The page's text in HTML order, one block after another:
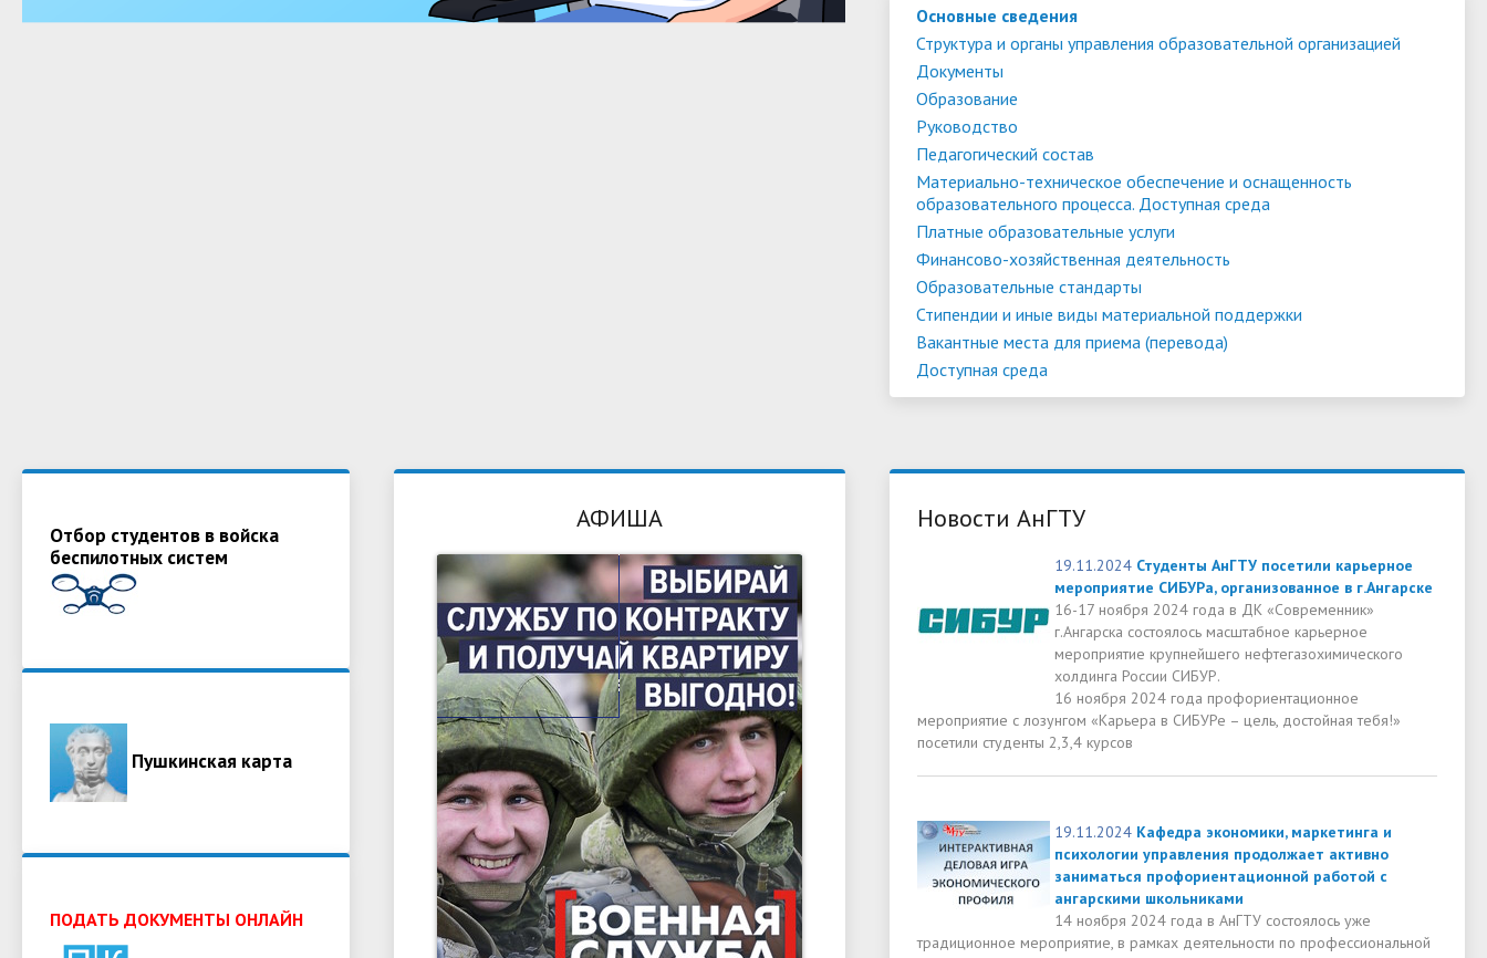
Основные сведения
Структура и органы управления образовательной организацией
Документы
Образование
Руководство
Педагогический состав
Материально-техническое обеспечение и оснащенность
образовательного процесса. Доступная среда
Платные образовательные услуги
Финансово-хозяйственная деятельность
Образовательные стандарты
Стипендии и иные виды материальной поддержки
Вакантные места для приема (перевода)
Доступная среда
Отбор студентов в войска
беспилотных систем
Пушкинская карта
ПОДАТЬ ДОКУМЕНТЫ ОНЛАЙН
АФИША Новости АнГТУ
19.11.2024 Студенты АнГТУ посетили карьерное
мероприятие СИБУРа, организованное в г.Ангарске
16-17 ноября 2024 года в ДК «Современник»
г.Ангарска состоялось масштабное карьерное
мероприятие крупнейшего нефтегазохимического
холдинга России СИБУР.
16 ноября 2024 года профориентационное
мероприятие с лозунгом «Карьера в СИБУРе – цель, достойная тебя!»
посетили студенты 2,3,4 курсов
19.11.2024 Кафедра экономики, маркетинга и
психологии управления продолжает активно
заниматься профориентационной работой с
ангарскими школьниками
14 ноября 2024 года в АнГТУ состоялось уже
традиционное мероприятие, в рамках деятельности по профессиональной